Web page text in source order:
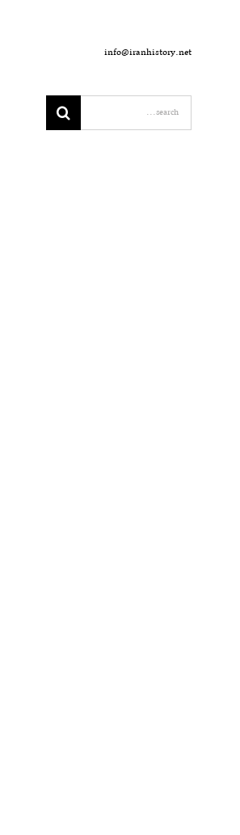
info@iranhistory.net